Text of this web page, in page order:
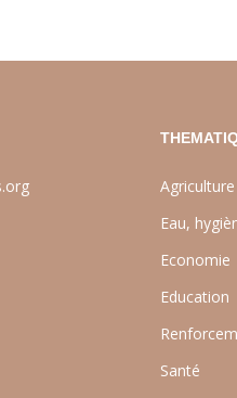
Agriculture
Eau,
Economie
Education
Santé